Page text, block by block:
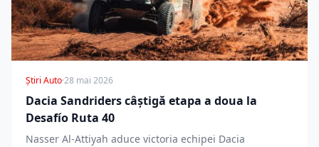
Știri Auto·28 mai 2026
Dacia Sandriders câștigă etapa a doua la
Desafío Ruta 40
Nasser Al-Attiyah aduce victoria echipei Dacia